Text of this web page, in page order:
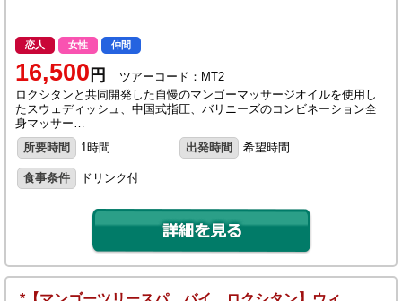
恋人 女性 仲間
16,500 円
ツアーコード：MT2
ロクシタンと共同開発した自慢のマンゴーマッサージオイルを使用し
たスウェディッシュ、中国式指圧、バリニーズのコンビネーション全
身マッサー…
所要時間
1時間 出発時間 希望時間
食事条件 ドリンク付